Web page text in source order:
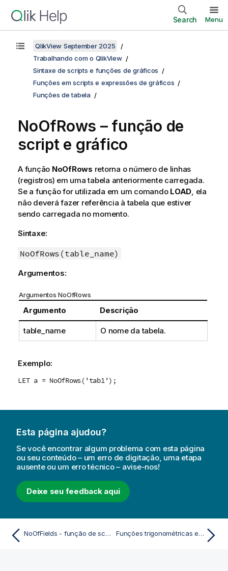
Search Menu
QlikView September 2025
Trabalhando com o QlikView
Sintaxe de scripts e funções de gráficos
Funções em scripts e expressões de gráficos
Funções de tabela
NoOfRows – função de
script e gráfico
A função NoOfRows retorna o número de linhas
(registros) em uma tabela anteriormente carregada.
Se a função for utilizada em um comando LOAD, ela
não deverá fazer referência à tabela que estiver
sendo carregada no momento.
Sintaxe:
NoOfRows(table_name)
Argumentos:
Argumentos NoOfRows
Argumento Descrição
table_name O nome da tabela.
Exemplo:
LET a = NoOfRows('tab1');
Esta página ajudou?
Se você encontrar algum problema com esta página
ou seu conteúdo – um erro de digitação, uma etapa
ausente ou um erro técnico – avise-nos!
Deixe seu feedback aqui
NoOfFields - função de script Funções trigonométricas e hiperbólicas